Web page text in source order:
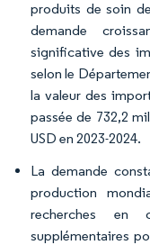
produits de soin
demande
significative des
selon le
la valeur des
passée de 732,2
USD en 2023-2024.
La demande
production
recherches en
supplémentaires